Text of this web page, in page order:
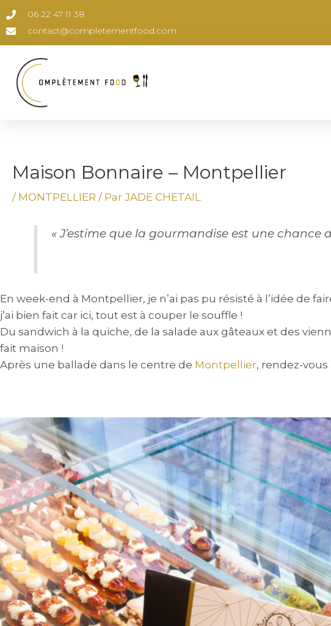
Aller
06 22 47 11 38
contact@completementfood.com
Maison Bonnaire – Montpellier
/ MONTPELLIER / Par JADE CHETAIL
« J’estime que la gourmandise est une chance
En week-end à Montpellier, je n’ai pas pu résisté à l’idée de
j’ai bien fait car ici, tout est à couper le souffle !
Du sandwich à la quiche, de la salade aux gâteaux et des
fait maison !
Après une ballade dans le centre de Montpellier, rendez-
Navigation